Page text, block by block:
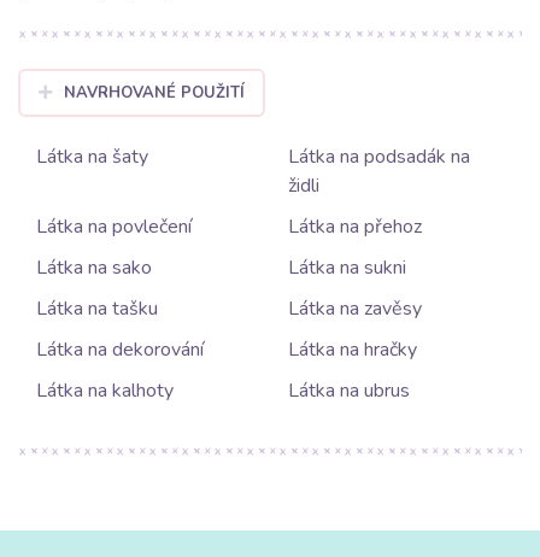
NAVRHOVANÉ POUŽITÍ
Látka na šaty
Látka na podsadák na
židli
Látka na povlečení
Látka na přehoz
Látka na sako
Látka na sukni
Látka na tašku
Látka na zavěsy
Látka na dekorování
Látka na hračky
Látka na kalhoty
Látka na ubrus